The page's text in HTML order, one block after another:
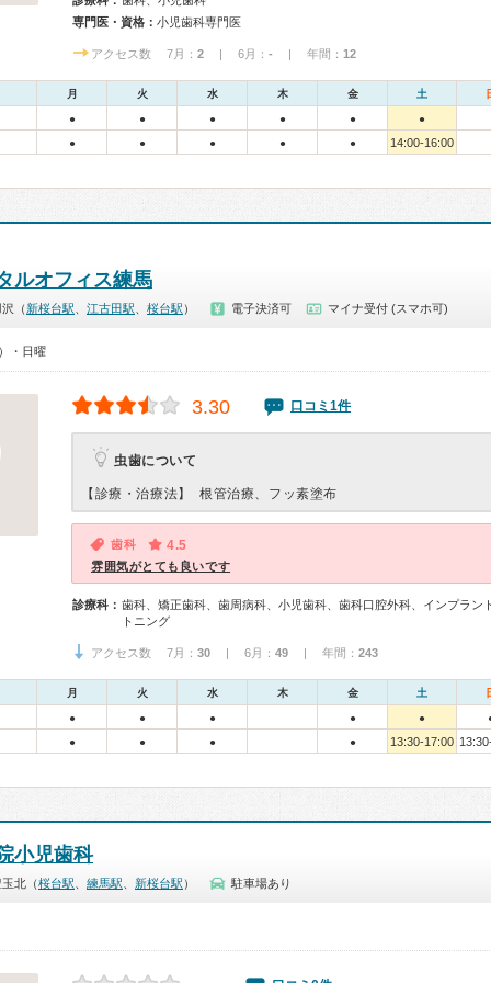
専門医・資格： 小児歯科専門医
アクセス数 7月： 2 | 6月： - | 年間： 12
月 火 水 木 金 土
● ● ● ● ●
●
●
● ● ● ● 14:00-16:00
ルオフィス練馬
（ 新桜台駅 江古田駅 桜台駅 ） 電子決済可 マイナ受付 (スマホ可)
・日曜
3.30 口コミ1件
虫歯について
【診療・治療法】 根管治療、フッ素塗布
歯科 4.5
雰囲気がとても良いです
診療科： 歯科、矯正歯科、歯周病科、小児歯科、歯科口腔外科、インプラン
トニング
アクセス数 7月： 30 | 6月： 49 | 年間： 243
月 火 水 木 金 土
● ● ● ● ●
●
● ● ● 13:30-17:00
小児歯科
北（桜台駅 練馬駅 新桜台駅 ） 駐車場あり